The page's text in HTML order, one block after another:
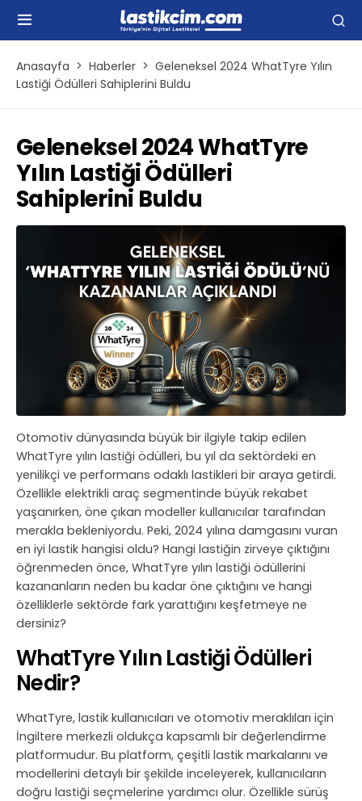
Anasayfa Haberler
Geleneksel 2024 WhatTyre Yılın
Lastiği Ödülleri Sahiplerini Buldu
Geleneksel 2024 WhatTyre
Yılın Lastiği Ödülleri
Sahiplerini Buldu
Otomotiv dünyasında büyük bir ilgiyle takip edilen
WhatTyre yılın lastiği ödülleri, bu yıl da sektördeki en
yenilikçi ve performans odaklı lastikleri bir araya getirdi.
Özellikle elektrikli araç segmentinde büyük rekabet
yaşanırken, öne çıkan modeller kullanıcılar tarafından
merakla bekleniyordu. Peki, 2024 yılına damgasını vuran
en iyi lastik hangisi oldu? Hangi lastiğin zirveye çıktığını
öğrenmeden önce, WhatTyre yılın lastiği ödüllerini
kazananların neden bu kadar öne çıktığını ve hangi
özelliklerle sektörde fark yarattığını keşfetmeye ne
dersiniz?
WhatTyre Yılın Lastiği Ödülleri
Nedir?
WhatTyre, lastik kullanıcıları ve otomotiv meraklıları için
İngiltere merkezli oldukça kapsamlı bir değerlendirme
platformudur. Bu platform, çeşitli lastik markalarını ve
modellerini detaylı bir şekilde inceleyerek, kullanıcıların
doğru lastiği seçmelerine yardımcı olur. Özellikle sürüş